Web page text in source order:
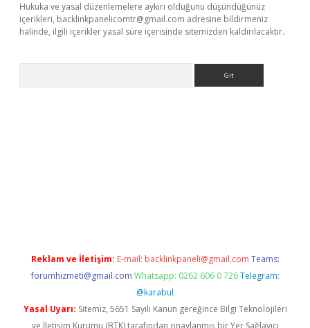
Hukuka ve yasal düzenlemelere aykırı olduğunu düşündüğünüz
içerikleri, backlinkpanelicomtr@gmail.com adresine bildirmeniz
halinde, ilgili içerikler yasal süre içerisinde sitemizden kaldırılacaktır.
Reklam ve İletişim: E-mail: backlinkpaneli@gmail.com Teams:
forumhizmeti@gmail.com Whatsapp: 0262 606 0 726 Telegram:
@karabul
Yasal Uyarı: Sitemiz, 5651 Sayılı Kanun gereğince Bilgi Teknolojileri
ve İletişim Kurumu (BTK) tarafından onaylanmış bir Yer Sağlayıcı